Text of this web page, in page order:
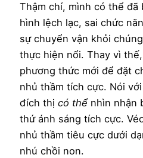
Thậm chí, mình có thể đã
hình lệch lạc, sai chức
sự chuyển vận khỏi
thực hiện nổi. Thay vì
phương thức mới để đặt
nhủ thầm tích cực. Nói
đích thịcó thểnhìn nhận
thứ ánh sáng tích cực.
nhủ thầm tiêu cực dưới
nhú chồi non.